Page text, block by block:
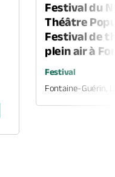
Festival du
Théâtre
Festival de
plein air à
Festival
Fontaine-Guérin,